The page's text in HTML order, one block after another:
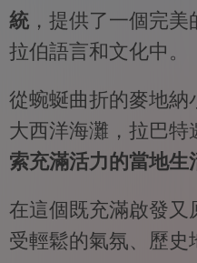
統，提供了一個完美
拉伯語言和文化中。
從蜿蜒曲折的麥地納
大西洋海灘，拉巴特
索充滿活力的當地生
在這個既充滿啟發
受輕鬆的氣氛、歷史